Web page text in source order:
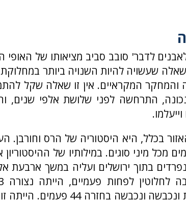
לדבר' סובב סביב מציאותו של האופי
שעשויה להיות השנויה ביותר
והמחקר המקראיים. אין זו שאלה שקל
התרחשה לפני שלושת אלפי שנים,
בכלל, היא היסטוריה של הרס וחורבן.
מכל מיני סוגים. במילותיו של ההיסטוריון
סכסוכים נפרדים בתוך ירושלים ועליה במשך